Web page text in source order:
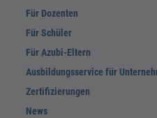
Für Dozenten
Für Schüler
Für Azubi-Eltern
Ausbildungsservice für
Zertifizierungen
News